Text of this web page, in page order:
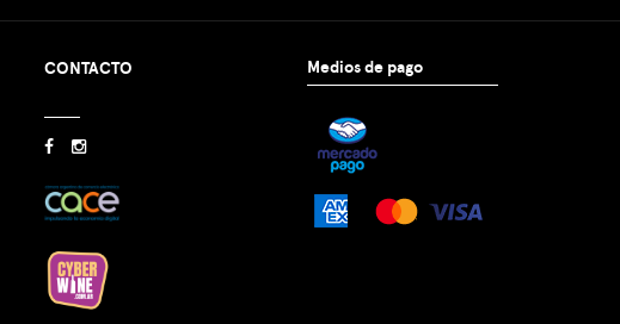
CONTACTO Medios de pago